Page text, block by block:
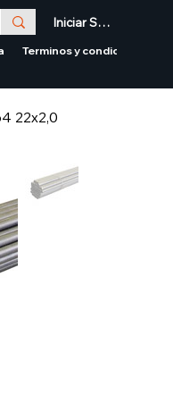
Iniciar Sesión
Terminos y condiciones
22x2,0